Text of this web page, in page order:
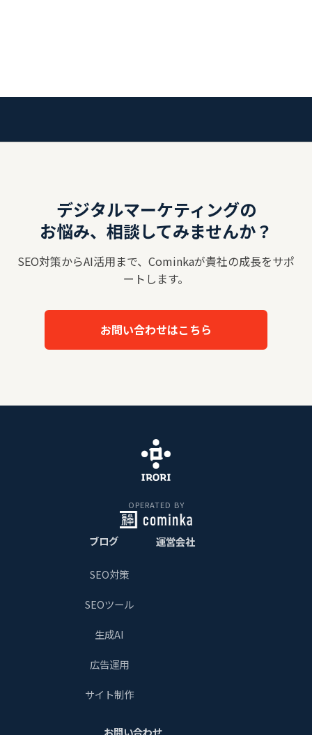
デジタルマーケティングの
お悩み、相談してみませんか？
SEO対策からAI活用まで、Cominkaが貴社の成長をサポ
ートします。
お問い合わせはこちら
OPERATED BY
ブログ
SEO対策
SEOツール
生成AI
広告運用
サイト制作
運営会社